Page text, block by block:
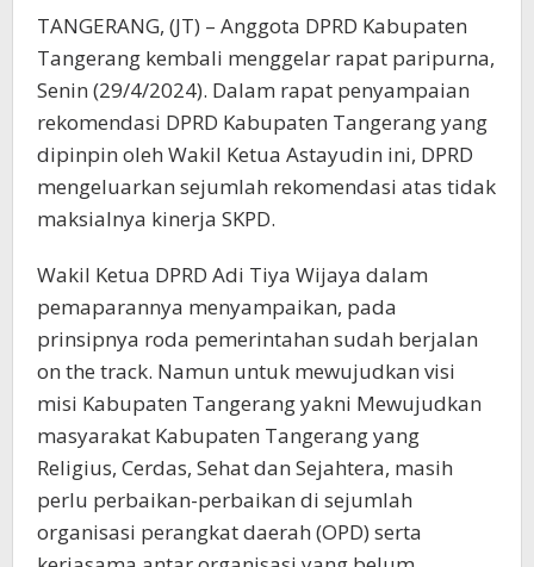
TANGERANG, (JT) – Anggota DPRD Kabupaten
Tangerang kembali menggelar rapat paripurna,
Senin (29/4/2024). Dalam rapat penyampaian
rekomendasi DPRD Kabupaten Tangerang yang
dipinpin oleh Wakil Ketua Astayudin ini, DPRD
mengeluarkan sejumlah rekomendasi atas tidak
maksialnya kinerja SKPD.
Wakil Ketua DPRD Adi Tiya Wijaya dalam
pemaparannya menyampaikan, pada
prinsipnya roda pemerintahan sudah berjalan
on the track. Namun untuk mewujudkan visi
misi Kabupaten Tangerang yakni Mewujudkan
masyarakat Kabupaten Tangerang yang
Religius, Cerdas, Sehat dan Sejahtera, masih
perlu perbaikan-perbaikan di sejumlah
organisasi perangkat daerah (OPD) serta